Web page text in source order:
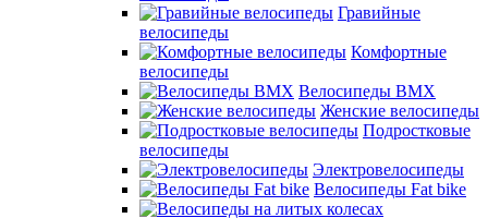
Гравийные
велосипеды
Комфортные
велосипеды
Велосипеды BMX
Женские велосипеды
Подростковые
велосипеды
Электровелосипеды
Велосипеды Fat bike